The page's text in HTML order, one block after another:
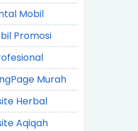
Mobil
Promosi
Murah
Herbal
Aqiqah